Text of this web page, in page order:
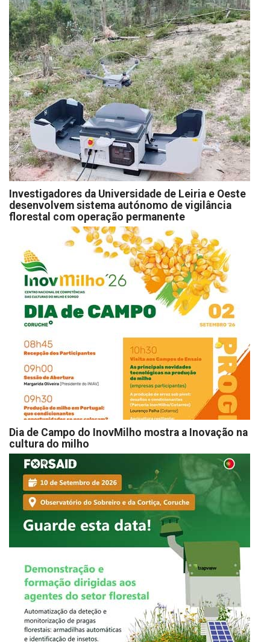
Investigadores da Universidade de Leiria e Oeste
desenvolvem sistema autónomo de vigilância
florestal com operação permanente
Dia de Campo do InovMilho mostra a Inovação na
cultura do milho